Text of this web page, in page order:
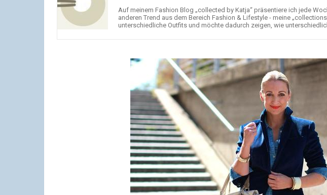
Auf meinem Fashion Blog „collected by Katja“ präsentiere ich jede
anderen Trend aus dem Bereich Fashion & Lifestyle - meine
unterschiedliche Outfits und möchte dadurch zeigen, wie